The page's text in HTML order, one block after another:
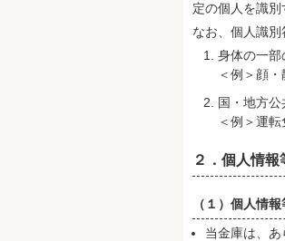
定の個人を識
なお、個人識
身体の一部
＜例＞顔
国・地方
＜例＞運
２．個人情
（１）個人情
当金庫は、